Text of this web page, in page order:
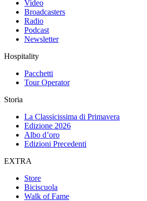
Video
Broadcasters
Radio
Podcast
Newsletter
Hospitality
Pacchetti
Tour Operator
Storia
La Classicissima di Primavera
Edizione 2026
Albo d’oro
Edizioni Precedenti
EXTRA
Store
Biciscuola
Walk of Fame